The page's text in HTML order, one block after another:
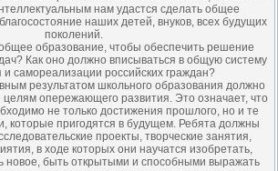
нам удастся сделать общее
наших детей, внуков, всех будущих
поколений.
образование, чтобы обеспечить решение
Как оно должно вписываться в общую систему
и самореализации российских граждан?
результатом школьного образования должно
целям опережающего развития. Это означает, что
не только достижения прошлого, но и те
которые пригодятся в будущем. Ребята должны
проекты, творческие занятия,
в ходе которых они научатся изобретать,
новое, быть открытыми и способными выражать